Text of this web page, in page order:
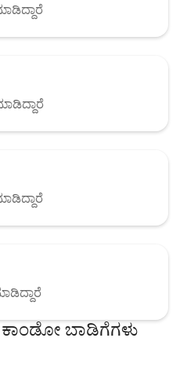
ಕಾಂಡೋ ಬಾಡಿಗೆಗಳು